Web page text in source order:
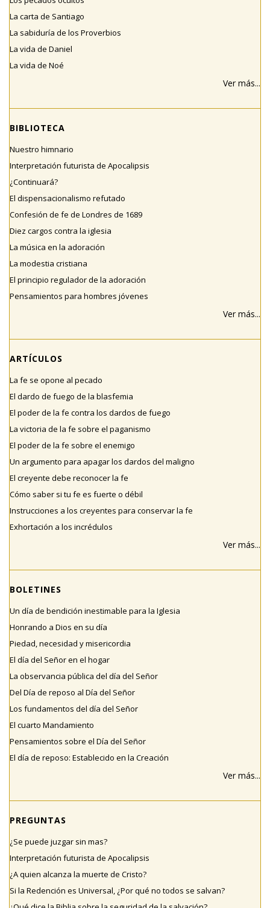
La carta de Santiago
La sabiduría de los Proverbios
La vida de Daniel
La vida de Noé
Ver más...
BIBLIOTECA
Nuestro himnario
Interpretación futurista de Apocalipsis
¿Continuará?
El dispensacionalismo refutado
Confesión de fe de Londres de 1689
Diez cargos contra la iglesia
La música en la adoración
La modestia cristiana
El principio regulador de la adoración
Pensamientos para hombres jóvenes
Ver más...
ARTÍCULOS
La fe se opone al pecado
El dardo de fuego de la blasfemia
El poder de la fe contra los dardos de fuego
La victoria de la fe sobre el paganismo
El poder de la fe sobre el enemigo
Un argumento para apagar los dardos del maligno
El creyente debe reconocer la fe
Cómo saber si tu fe es fuerte o débil
Instrucciones a los creyentes para conservar la fe
Exhortación a los incrédulos
Ver más...
BOLETINES
Un día de bendición inestimable para la Iglesia
Honrando a Dios en su día
Piedad, necesidad y misericordia
El día del Señor en el hogar
La observancia pública del día del Señor
Del Día de reposo al Día del Señor
Los fundamentos del día del Señor
El cuarto Mandamiento
Pensamientos sobre el Día del Señor
El día de reposo: Establecido en la Creación
Ver más...
PREGUNTAS
¿Se puede juzgar sin mas?
Interpretación futurista de Apocalipsis
¿A quien alcanza la muerte de Cristo?
Si la Redención es Universal, ¿Por qué no todos se salvan?